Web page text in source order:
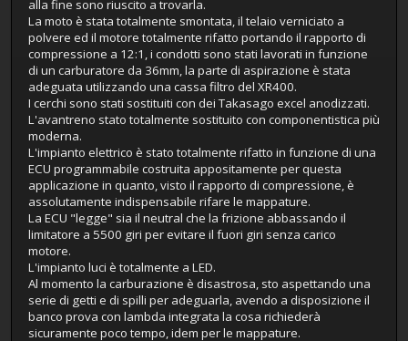
alla fine sono riuscito a trovarla.
La moto è stata totalmente smontata, il telaio verniciato a
polvere ed il motore totalmente rifatto portando il rapporto di
compressione a 12:1, i condotti sono stati lavorati in funzione
di un carburatore da 36mm, la parte di aspirazione è stata
adeguata utilizzando una cassa filtro del XR400.
I cerchi sono stati sostituiti con dei Takasago excel anodizzati.
L'avantreno stato totalmente sostituito con componentistica più
moderna.
L'impianto elettrico è stato totalmente rifatto in funzione di una
ECU programmabile costruita appositamente per questa
applicazione in quanto, visto il rapporto di compressione, è
assolutamente indispensabile rifare le mappature.
La ECU "legge" sia il neutral che la frizione abbassando il
limitatore a 5500 giri per evitare il fuori giri senza carico
motore.
L'impianto luci è totalmente a LED.
Al momento la carburazione è disastrosa, sto aspettando una
serie di getti e di spilli per adeguarla, avendo a disposizione il
banco prova con lambda integrata la cosa richiederà
sicuramente poco tempo, idem per le mappature.